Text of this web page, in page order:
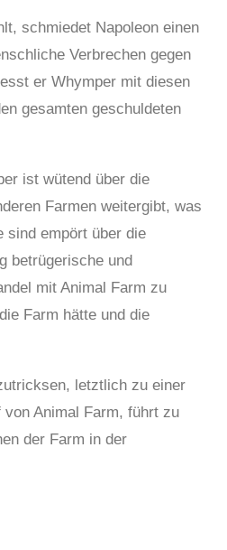
schmiedet Napoleon einen
Verbrechen gegen
er Whymper mit diesen
gesamten geschuldeten
ist wütend über die
Farmen weitergibt, was
sind empört über die
betrügerische und
mit Animal Farm zu
Farm hätte und die
letztlich zu einer
Animal Farm, führt zu
der Farm in der